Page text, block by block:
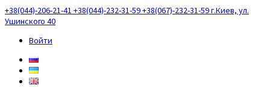
+38(044)-206-21-41 +38(044)-232-31-59+38(067)-232-31-59г.Киев, ул.
Ушинского 40
Войти